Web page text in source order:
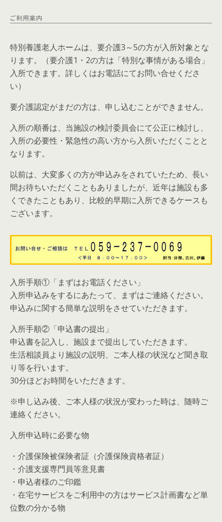
特別養護老人ホームは、要介護3～5の方が入所対象とな
ります。（要介護1・2の方は「特別な事情がある場合」
入所できます。詳しくはお電話にてお問い合せくださ
い）
要介護認定がまだの方は、申し込むことができません。
入所の順番は、当施設の検討委員会にて公正に検討し、
入所の必要性・緊急性の高い方から入所いただくことと
なります。
以前は、大変多くの方が申込みをされていたため、長い
間お待ちいただくこともありましたが、近年は施設も多
くできたこともあり、比較的早期に入所できるケースも
ございます。
入所手順①「まずはお電話ください」
入所申込みをするにあたって、まずはご連絡ください。
申込みに関する簡単な説明をさせていただきます。
入所手順②「申込書の提出」
申込書を記入し、施設まで提出していただきます。
生活相談員より施設の説明、ご本人様の状況など聞き取
り等を行います。
30分ほどお時間をいただきます。
※申し込み後、ご本人様の状況が変わった時は、随時ご
連絡ください。
入所申込時に必要な物
・介護保険被保険者証（介護保険資格者証）
・介護支援専門員等意見書
・申込者様のご印鑑
・在宅サービスをご利用中の方はサービス計画書など単
位数の分かる物